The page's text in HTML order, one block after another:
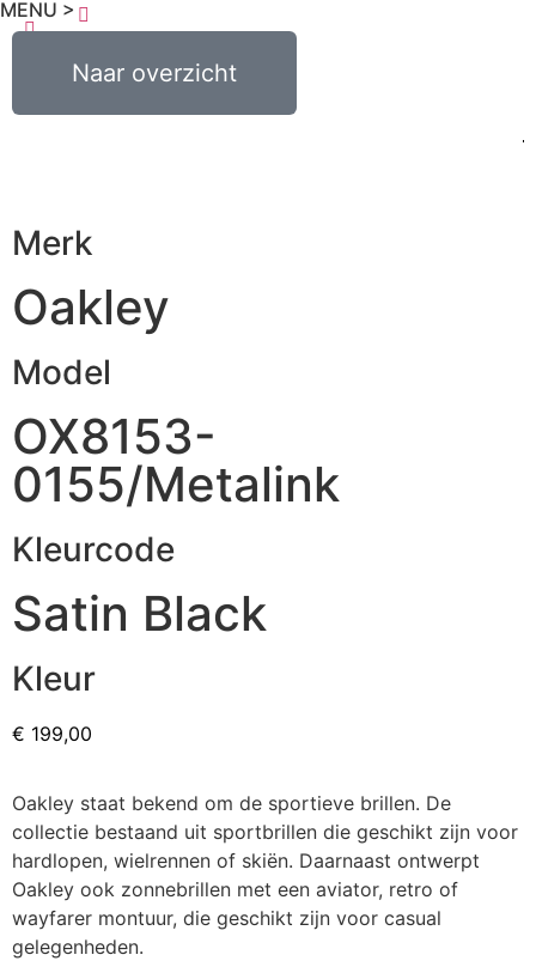
MENU >
Naar overzicht
0,00
Merk
Oakley
Model
OX8153-
0155/Metalink
Kleurcode
Satin Black
Kleur
€ 199,00
Oakley staat bekend om de sportieve brillen. De
collectie bestaand uit sportbrillen die geschikt zijn voor
hardlopen, wielrennen of skiën. Daarnaast ontwerpt
Oakley ook zonnebrillen met een aviator, retro of
wayfarer montuur, die geschikt zijn voor casual
gelegenheden.